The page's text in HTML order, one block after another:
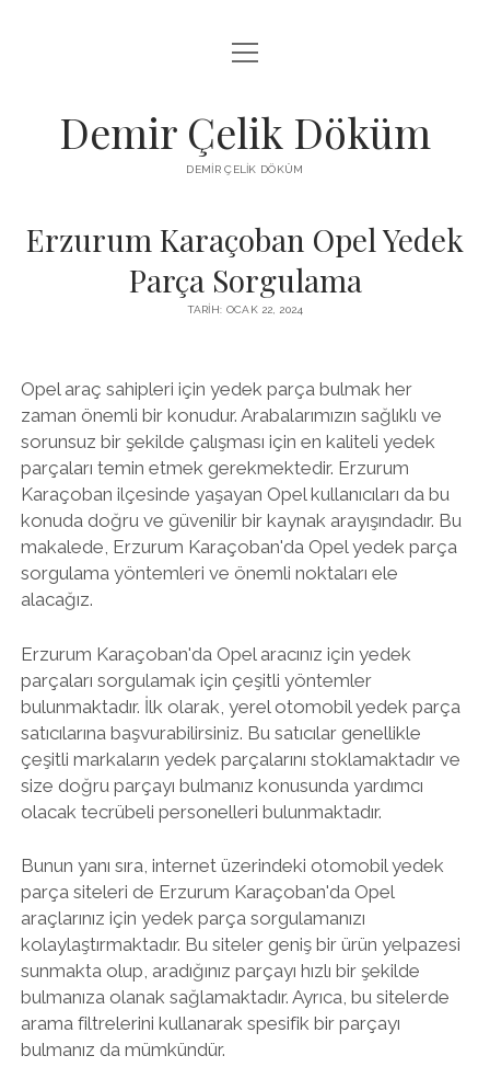
LISTE
ŞIFRESIZ INSTAGRAM BEĞENI KASMA
menüyü
aç
Demir Çelik Döküm
DEMIR ÇELIK DÖKÜM
Erzurum Karaçoban Opel Yedek
Parça Sorgulama
TARIH: OCAK 22, 2024
Opel araç sahipleri için yedek parça bulmak her
zaman önemli bir konudur. Arabalarımızın sağlıklı ve
sorunsuz bir şekilde çalışması için en kaliteli yedek
parçaları temin etmek gerekmektedir. Erzurum
Karaçoban ilçesinde yaşayan Opel kullanıcıları da bu
konuda doğru ve güvenilir bir kaynak arayışındadır. Bu
makalede, Erzurum Karaçoban'da Opel yedek parça
sorgulama yöntemleri ve önemli noktaları ele
alacağız.
Erzurum Karaçoban'da Opel aracınız için yedek
parçaları sorgulamak için çeşitli yöntemler
bulunmaktadır. İlk olarak, yerel otomobil yedek parça
satıcılarına başvurabilirsiniz. Bu satıcılar genellikle
çeşitli markaların yedek parçalarını stoklamaktadır ve
size doğru parçayı bulmanız konusunda yardımcı
olacak tecrübeli personelleri bulunmaktadır.
Bunun yanı sıra, internet üzerindeki otomobil yedek
parça siteleri de Erzurum Karaçoban'da Opel
araçlarınız için yedek parça sorgulamanızı
kolaylaştırmaktadır. Bu siteler geniş bir ürün yelpazesi
sunmakta olup, aradığınız parçayı hızlı bir şekilde
bulmanıza olanak sağlamaktadır. Ayrıca, bu sitelerde
arama filtrelerini kullanarak spesifik bir parçayı
bulmanız da mümkündür.